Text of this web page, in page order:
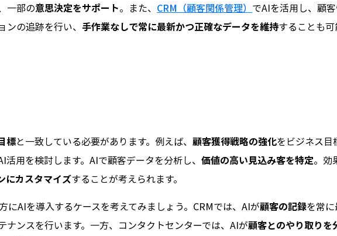
一部の意思決定をサポート。また、 CRM（顧客関係管理） でAIを活用し、顧
の追跡を行い、 手作業なしで常に最新かつ正確なデータを維持することも
標と一致している必要があります。例えば、 顧客獲得戦略の強化をビジネス目
用を検討します。AIで顧客データを分析し、 価値の高い見込み客を特定。効
にカスタマイズすることが考えられます。
にAIを導入するケースを考えてみましょう。CRMでは、AIが顧客の記録を常
ナンスを行います。一方、コンタクトセンターでは、AIが顧客とのやり取りを